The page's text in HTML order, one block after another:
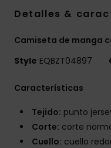
Detalles &
Camiseta de manga
Style EQBZT04897
Características
Tejido: punto
Corte: corte
Cuello: cuello